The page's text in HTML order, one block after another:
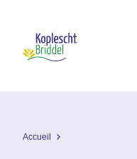
Accueil